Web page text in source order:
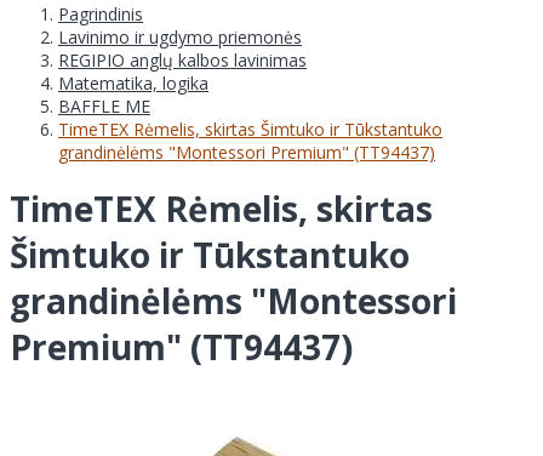
Pagrindinis
Lavinimo ir ugdymo priemonės
REGIPIO anglų kalbos lavinimas
Matematika, logika
BAFFLE ME
TimeTEX Rėmelis, skirtas Šimtuko ir Tūkstantuko
grandinėlėms "Montessori Premium" (TT94437)
TimeTEX Rėmelis, skirtas
Šimtuko ir Tūkstantuko
grandinėlėms "Montessori
Premium" (TT94437)